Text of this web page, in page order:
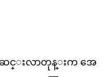
ဆင္းလာတုန္းက အေ